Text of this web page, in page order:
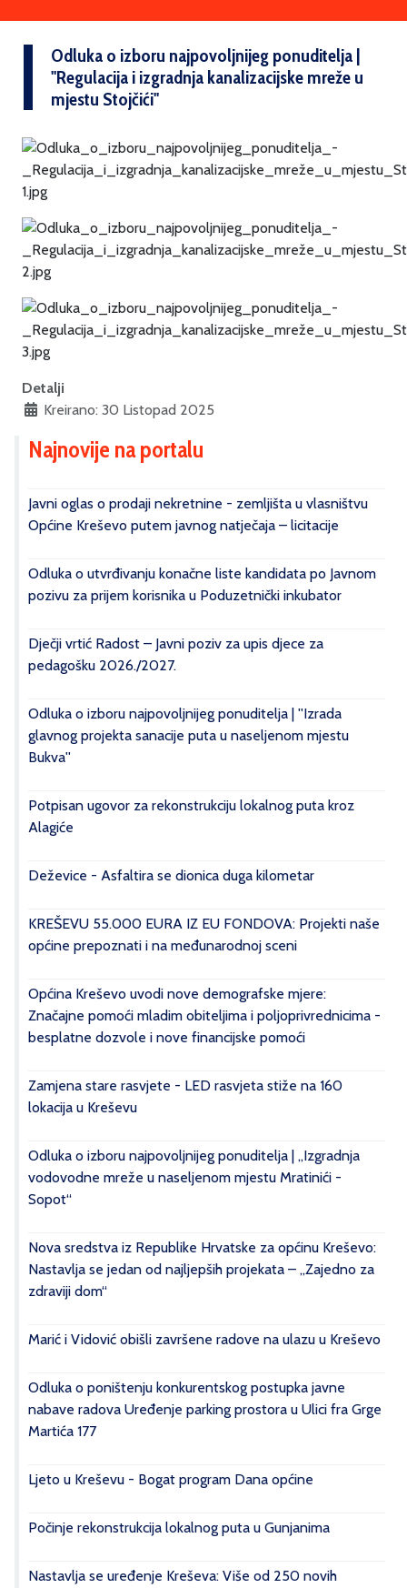
Odluka o izboru najpovoljnijeg ponuditelja |
''Regulacija i izgradnja kanalizacijske mreže u
mjestu Stojčići''
Detalji
Kreirano: 30 Listopad 2025
Najnovije na portalu
Javni oglas o prodaji nekretnine - zemljišta u vlasništvu
Općine Kreševo putem javnog natječaja – licitacije
Odluka o utvrđivanju konačne liste kandidata po Javnom
pozivu za prijem korisnika u Poduzetnički inkubator
Dječji vrtić Radost – Javni poziv za upis djece za
pedagošku 2026./2027.
Odluka o izboru najpovoljnijeg ponuditelja | ''Izrada
glavnog projekta sanacije puta u naseljenom mjestu
Bukva''
Potpisan ugovor za rekonstrukciju lokalnog puta kroz
Alagiće
Deževice - Asfaltira se dionica duga kilometar
KREŠEVU 55.000 EURA IZ EU FONDOVA: Projekti naše
općine prepoznati i na međunarodnoj sceni
Općina Kreševo uvodi nove demografske mjere:
Značajne pomoći mladim obiteljima i poljoprivrednicima -
besplatne dozvole i nove financijske pomoći
Zamjena stare rasvjete - LED rasvjeta stiže na 160
lokacija u Kreševu
Odluka o izboru najpovoljnijeg ponuditelja | „Izgradnja
vodovodne mreže u naseljenom mjestu Mratinići -
Sopot“
Nova sredstva iz Republike Hrvatske za općinu Kreševo:
Nastavlja se jedan od najljepših projekata – „Zajedno za
zdraviji dom“
Marić i Vidović obišli završene radove na ulazu u Kreševo
Odluka o poništenju konkurentskog postupka javne
nabave radova Uređenje parking prostora u Ulici fra Grge
Martića 177
Ljeto u Kreševu - Bogat program Dana općine
Počinje rekonstrukcija lokalnog puta u Gunjanima
Nastavlja se uređenje Kreševa: Više od 250 novih